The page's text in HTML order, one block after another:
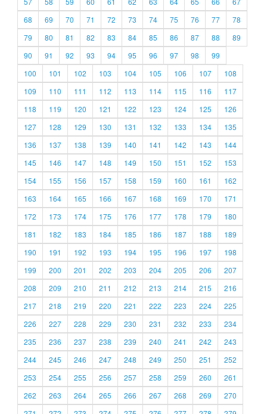
68
69 70 71 72 73 74 75 76 77
78
79
80 81 82 83 84 85 86 87 88
89
90
91 92 93 94 95 96 97 98
99
100
101 102 103 104 105 106 107
108
109
110 111 112 113 114 115 116
117
118
119 120 121 122 123 124 125
126
127
128 129 130 131 132 133 134
135
136
137 138 139 140 141 142 143
144
145
146 147 148 149 150 151 152
153
154
155 156 157 158 159 160 161
162
163
164 165 166 167 168 169 170
171
172
173 174 175 176 177 178 179
180
181
182 183 184 185 186 187 188
189
190
191 192 193 194 195 196 197
198
199
200 201 202 203 204 205 206
207
208
209 210 211 212 213 214 215
216
217
218 219 220 221 222 223 224
225
226
227 228 229 230 231 232 233
234
235
236 237 238 239 240 241 242
243
244
245 246 247 248 249 250 251
252
253
254 255 256 257 258 259 260
261
262
263 264 265 266 267 268 269
270